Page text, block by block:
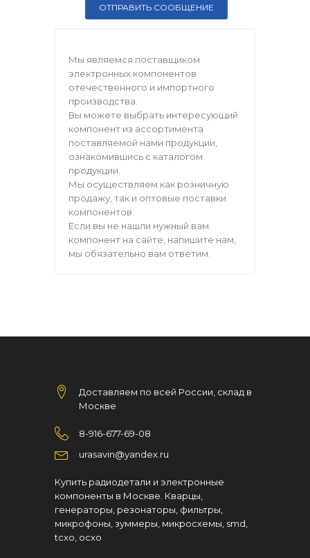
Мы являемся поставщиком
электронных компонентов
отечественного и импортного
производства.
Вы можете выбрать интересующий
компонент из ассортимента
поставляемой нами продукции,
ознакомившись с каталогом
продукции.
Мы осуществляем как розничную
продажу, так и оптовые поставки
компонентов.
Если вы не нашли нужный вам
компонент на сайте, напишите нам,
мы обязательно вам ответим.
Доставляем по всей России, склад в
Москве
8-916-677-69-08
urasavin@yandex.ru
Купить радиодетали и электронные
компоненты в Москве. Кварцы,
генераторы, резонаторы, фильтры,
микрофоны, зуммеры, микросхемы, smd,
tcxo, ocxo